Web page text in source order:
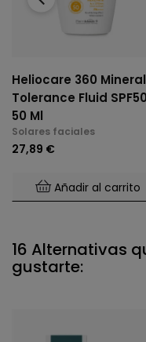
Heliocare 360 Mineral
Tolerance Fluid SPF50
50 Ml
Solares faciales
27,89 €
Añadir al carrito
16 Alternativas
gustarte: